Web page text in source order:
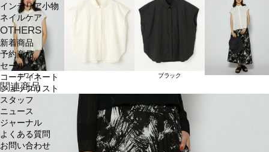
インテリア小物
ネイルケア
OTHERS
新着商品
予約商品
セール
コーディネート
ショップリスト
スタッフ
ニュース
ジャーナル
よくある質問
お問い合わせ
ホワイト ブラック
関連商品